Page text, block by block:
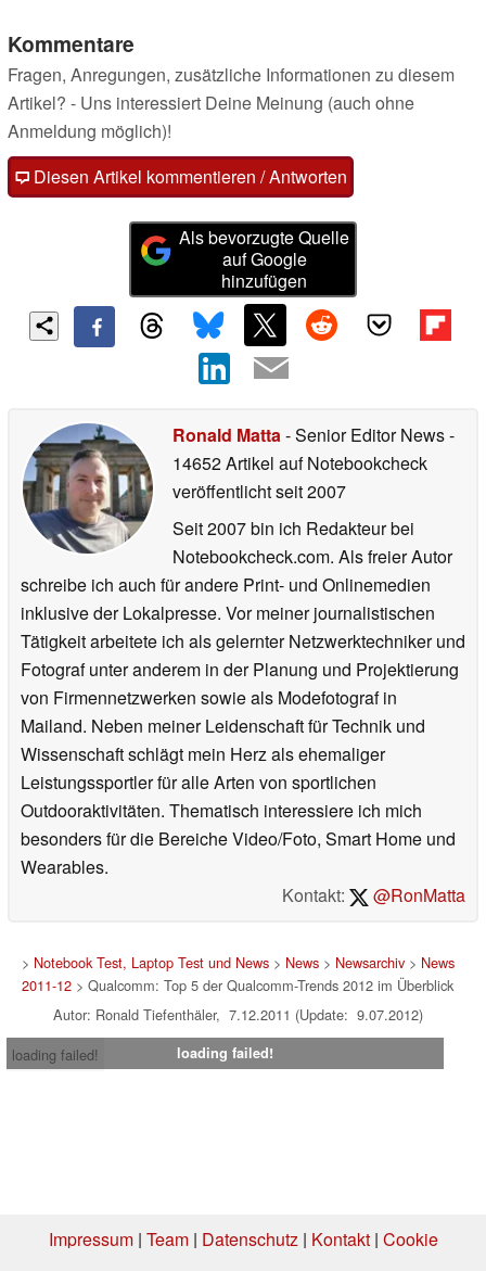
Kommentare
Fragen, Anregungen, zusätzliche Informationen zu diesem
Artikel? - Uns interessiert Deine Meinung (auch ohne
Anmeldung möglich)!
Diesen Artikel kommentieren / Antworten
Als bevorzugte Quelle
auf Google
hinzufügen
Ronald Matta- Senior Editor News-
14652 Artikel auf Notebookcheck
veröffentlichtseit 2007
Seit 2007 bin ich Redakteur bei
Notebookcheck.com. Als freier Autor
schreibe ich auch für andere Print- und Onlinemedien
inklusive der Lokalpresse. Vor meiner journalistischen
Tätigkeit arbeitete ich als gelernter Netzwerktechniker und
Fotograf unter anderem in der Planung und Projektierung
von Firmennetzwerken sowie als Modefotograf in
Mailand. Neben meiner Leidenschaft für Technik und
Wissenschaft schlägt mein Herz als ehemaliger
Leistungssportler für alle Arten von sportlichen
Outdooraktivitäten. Thematisch interessiere ich mich
besonders für die Bereiche Video/Foto, Smart Home und
Wearables.
Kontakt:
@RonMatta
> Notebook Test, Laptop Test und News> News> Newsarchiv> News
2011-12 > Qualcomm: Top 5 der Qualcomm-Trends 2012 im Überblick
Autor: Ronald Tiefenthäler, 7.12.2011 (Update: 9.07.2012)
loading failed!
loading failed!
Impressum| Team| Datenschutz| Kontakt| Cookie